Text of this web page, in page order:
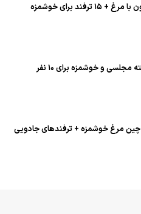
طرز تهیه فسنجون با مرغ + 15 ترفند برای خوشمزه
و خوشمزه برای ۱۰ نفر
چین مرغ خوشمزه + ترفندهای جادویی